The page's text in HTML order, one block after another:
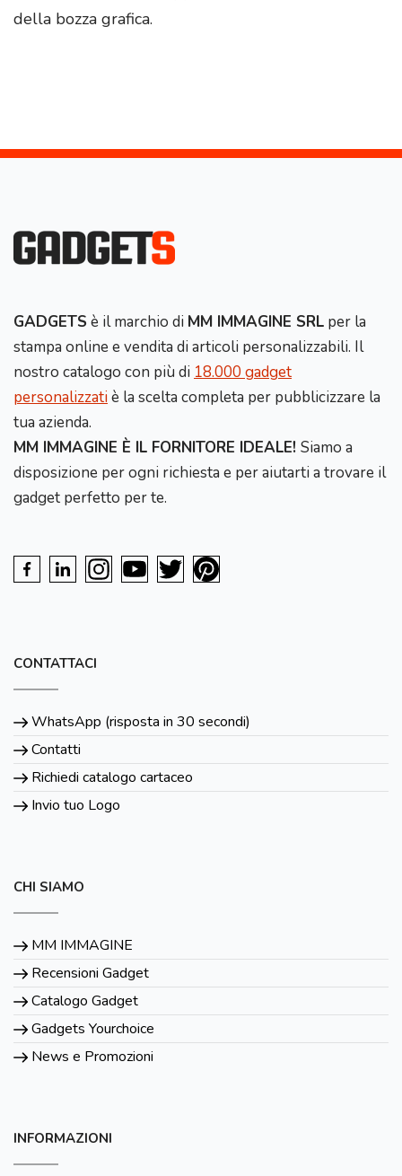
della bozza grafica.
GADGETS è il marchio di MM IMMAGINE SRL per la
stampa online e vendita di articoli personalizzabili. Il
nostro catalogo con più di 18.000 gadget
personalizzatiè la scelta completa per pubblicizzare la
tua azienda.
MM IMMAGINE È IL FORNITORE IDEALE! Siamo a
disposizione per ogni richiesta e per aiutarti a trovare il
gadget perfetto per te.
CONTATTACI
WhatsApp (risposta in 30 secondi)
Contatti
Richiedi catalogo cartaceo
Invio tuo Logo
CHI SIAMO
MM IMMAGINE
Recensioni Gadget
Catalogo Gadget
Gadgets Yourchoice
News e Promozioni
INFORMAZIONI